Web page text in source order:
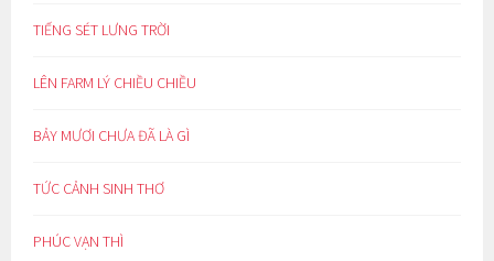
TIẾNG SÉT LƯNG TRỜI
LÊN FARM LÝ CHIỀU CHIỀU
BẢY MƯƠI CHƯA ĐÃ LÀ GÌ
TỨC CẢNH SINH THƠ
PHÚC VẠN THÌ